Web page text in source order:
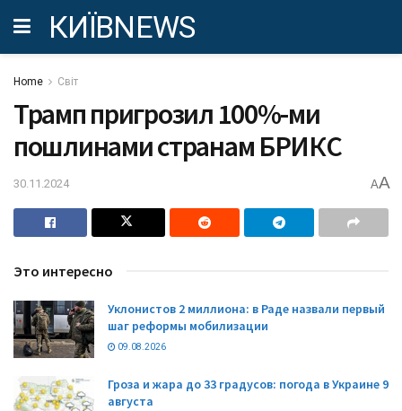
КИЇВNEWS
Home Світ
Трамп пригрозил 100%-ми
пошлинами странам БРИКС
30.11.2024 AA
Это интересно
Уклонистов 2 миллиона: в Раде назвали первый
шаг реформы мобилизации
09.08.2026
Гроза и жара до 33 градусов: погода в Украине 9
августа